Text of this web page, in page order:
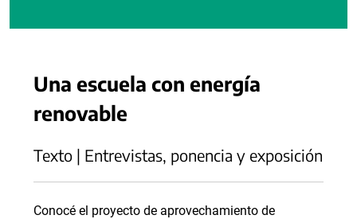
Una escuela con energía
renovable
Texto | Entrevistas, ponencia y exposición
Conocé el proyecto de aprovechamiento de